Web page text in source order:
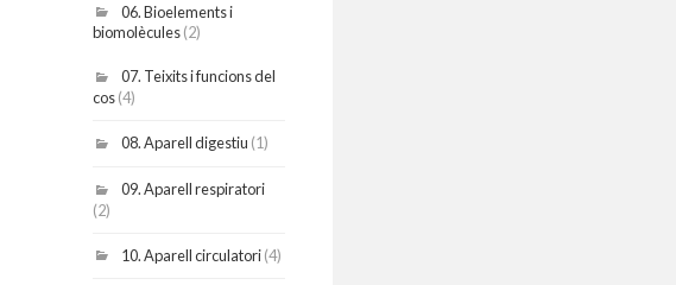
06. Bioelements i
biomolècules(2)
07. Teixits i funcions del
cos(4)
08. Aparell digestiu (1)
09. Aparell respiratori
(2)
10. Aparell circulatori(4)